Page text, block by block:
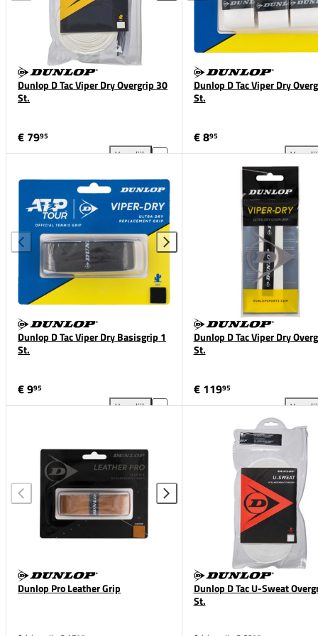
Dunlop D Tac Viper Dry Overgrip 30
St.
€ 7995
Vergelijk
Dunlop D Tac Viper Dry Overgrip 30 St. toevoegen
Dunlop D Tac Viper Dry
St.
€ 895
Dunlop D Tac Viper Dry Basisgrip 1
St.
€ 995
Vergelijk
Dunlop D Tac Viper Dry Basisgrip 1 St. toevoegen
Dunlop D Tac Viper Dry
St.
€ 11995
Dunlop Pro Leather Grip
Dunlop D Tac U-Sweat
St.